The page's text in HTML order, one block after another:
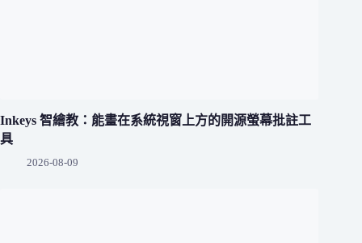
Inkeys 智繪教：能畫在系統視窗上方的開源螢幕批註工
具
2026-08-09